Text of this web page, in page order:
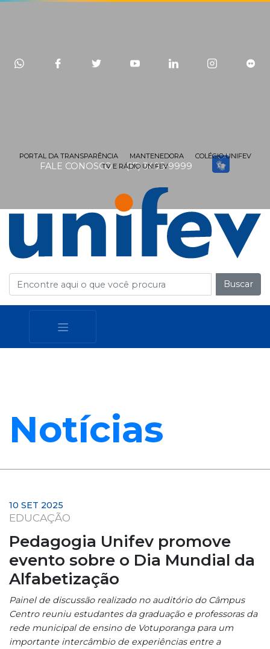
FALE CONOSCO (17) 3405-9999
PORTAL DA TRANSPARÊNCIA MANTENEDORA
COLÉGIO UNIFEV
TV E RÁDIO UNIFEV
Buscar
Notícias
10 SET 2025
EDUCAÇÃO
Pedagogia Unifev promove
evento sobre o Dia Mundial da
Alfabetização
Painel de discussão realizado no auditório do Câmpus
Centro reuniu estudantes da graduação e professoras da
rede municipal de ensino de Votuporanga para um
importante intercâmbio de experiências entre a